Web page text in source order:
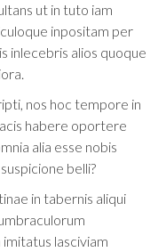
ut in tuto iam
inpositam per
inlecebris alios quoque
nos hoc tempore in
habere oportere
alia esse nobis
belli?
in tabernis aliqui
lasciviam